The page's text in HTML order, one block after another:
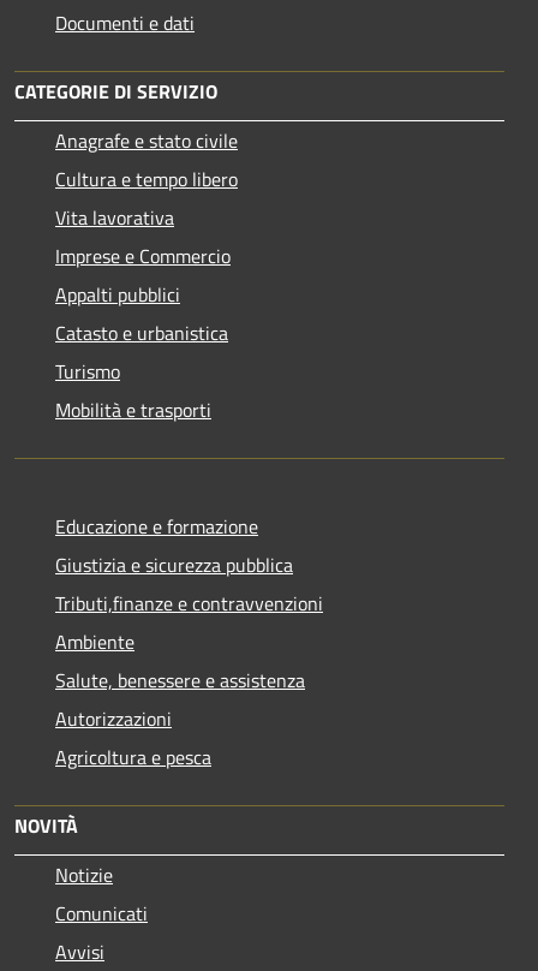
Documenti e dati
CATEGORIE DI SERVIZIO
Anagrafe e stato civile
Cultura e tempo libero
Vita lavorativa
Imprese e Commercio
Appalti pubblici
Catasto e urbanistica
Turismo
Mobilità e trasporti
Educazione e formazione
Giustizia e sicurezza pubblica
Tributi,finanze e contravvenzioni
Ambiente
Salute, benessere e assistenza
Autorizzazioni
Agricoltura e pesca
NOVITÀ
Notizie
Comunicati
Avvisi